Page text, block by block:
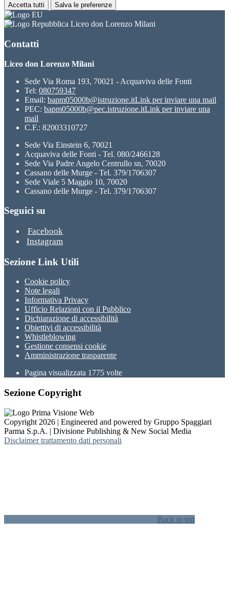
Accetta tutti Salva le preferenze
Liceo don Lorenzo Milani
Contatti
Liceo don Lorenzo Milani
Sede Via Roma 193, 70021 - Acquaviva delle Fonti
Tel: 080759347
Email: bapm05000b@istruzione.itLink per inviare una mail
PEC: bapm05000b@pec.istruzione.itLink per inviare una
mail
C.F.: 82003310727
Sede Via Einstein 6, 70021
Acquaviva delle Fonti - Tel. 080/2466128
Sede Via Padre Angelo Centrullo sn, 70020
Cassano delle Murge - Tel. 379/1706307
Sede Viale 5 Maggio 10, 70020
Cassano delle Murge - Tel. 379/1706307
Seguici su
Facebook
Instagram
Sezione Link Utili
Cookie policy
Note legali
Informativa Privacy
Ufficio Relazioni con il Pubblico
Dichiarazione di accessibilità
Obiettivi di accessibilità
Whistleblowing
Gestione consensi cookie
Amministrazione trasparente
Pagina visualizzata 1775 volte
Sezione Copyright
Copyright 2026 | Engineered and powered by Gruppo Spaggiari
Parma S.p.A. | Divisione Publishing & New Social Media
Disclaimer trattamento dati personali
Back to top